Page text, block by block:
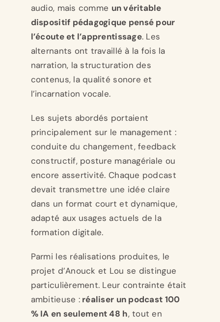
audio, mais comme un véritable
dispositif pédagogique pensé pour
l’écoute et l’apprentissage. Les
alternants ont travaillé à la fois la
narration, la structuration des
contenus, la qualité sonore et
l’incarnation vocale.
Les sujets abordés portaient
principalement sur le management :
conduite du changement, feedback
constructif, posture managériale ou
encore assertivité. Chaque podcast
devait transmettre une idée claire
dans un format court et dynamique,
adapté aux usages actuels de la
formation digitale.
Parmi les réalisations produites, le
projet d’Anouck et Lou se distingue
particulièrement. Leur contrainte était
ambitieuse :réaliser un podcast 100
% IA en seulement 48 h, tout en